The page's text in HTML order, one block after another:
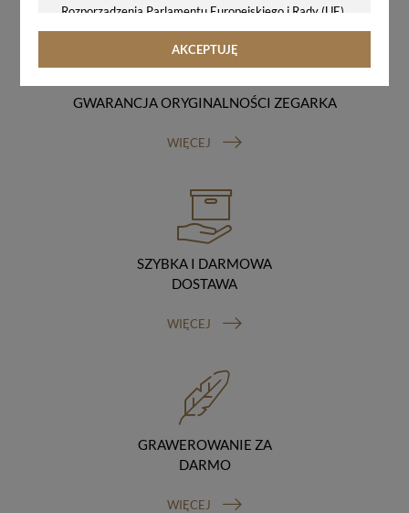
Rozporządzenia Parlamentu Europejskiego i Rady (UE)
2016/679 z 27.04.2016 r. w sprawie ochrony osób
fizycznych w związku z przetwarzaniem danych
rozporządzenie o ochronie danych, tj. RODO).
Twoje dane osobowe możemy udostępniać
hostingodawcy. Takie podmioty przetwarzają dane na
poleceniami. Przekazujemy Twoje dane poza teren
Polski/UE/Europejskiego Obszaru Gospodarczego.
Okres przechowywania danych
Twoje dane przechowujemy do czasu posiadania
udzielonej przez Ciebie zgody.
otrzymania ich kopii, prawo do sprostowania
(poprawiania) swoich danych, prawo do usunięcia
abyśmy przetwarzali Twoje dane, możesz zażądać,
abyśmy je usunęli), prawo do ograniczenia
przetwarzania danych (możesz zażądać, abyśmy
ograniczyli przetwarzanie Twoich danych osobowych
wyłącznie do ich przechowywania lub wykonywania
mamy nieprawidłowe dane na Twój temat lub
sprzeciwu wobec przetwarzania danych, prawo do
AKCEPTUJĘ
GWARANCJA ORYGINALNOŚCI ZEGARKA
WIĘCEJ
SZYBKA I DARMOWA
DOSTAWA
WIĘCEJ
GRAWEROWANIE ZA
DARMO
WIĘCEJ